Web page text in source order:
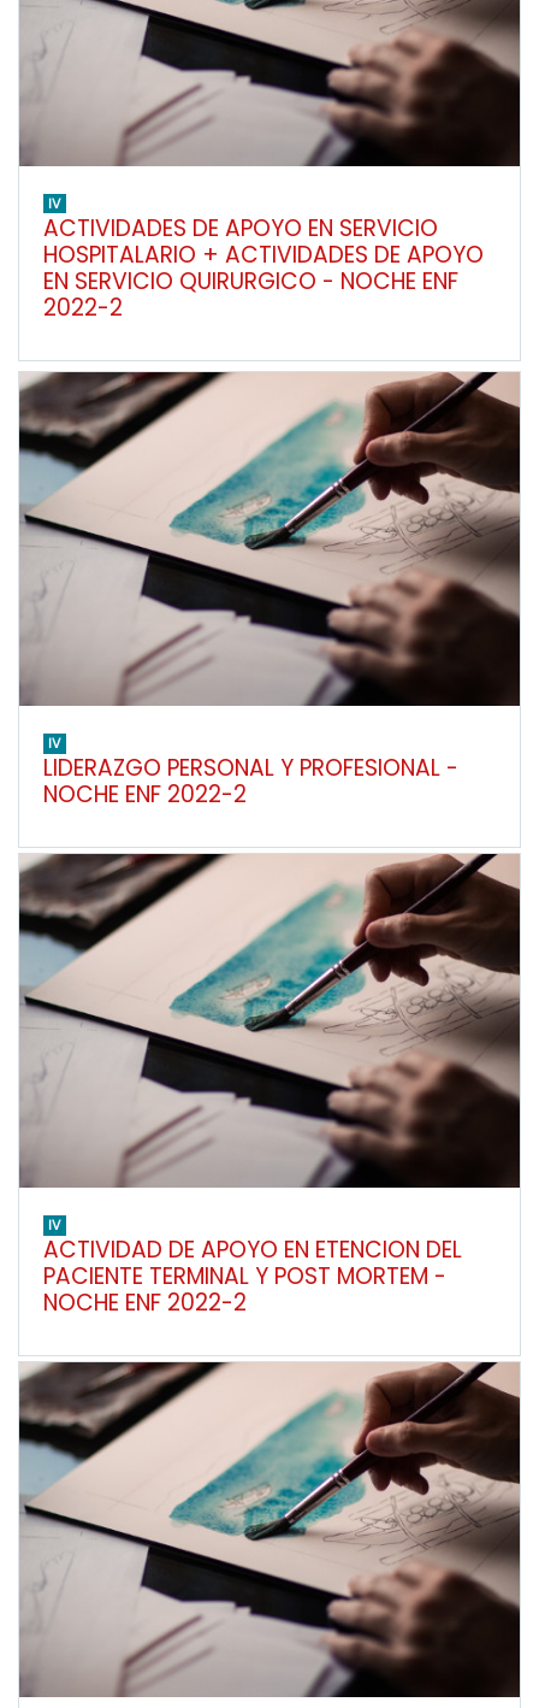
IV
ACTIVIDADES DE APOYO EN SERVICIO
HOSPITALARIO + ACTIVIDADES DE APOYO
EN SERVICIO QUIRURGICO - NOCHE ENF
2022-2
IV
LIDERAZGO PERSONAL Y PROFESIONAL -
NOCHE ENF 2022-2
IV
ACTIVIDAD DE APOYO EN ETENCION DEL
PACIENTE TERMINAL Y POST MORTEM -
NOCHE ENF 2022-2